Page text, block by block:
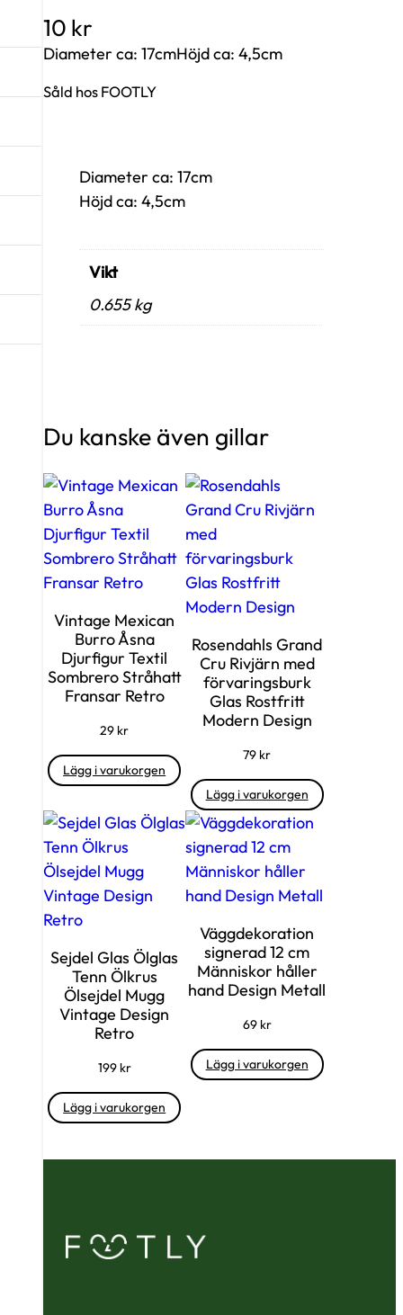
10 kr
Diameter ca: 17cmHöjd ca: 4,5cm
Såld hos FOOTLY
Diameter ca: 17cm
Höjd ca: 4,5cm
Vikt
0.655 kg
Du kanske även gillar
Vintage Mexican
Burro Åsna
Djurfigur Textil
Sombrero Stråhatt
Fransar Retro
29 kr
Lägg i varukorgen
Rosendahls Grand
Cru Rivjärn med
förvaringsburk
Glas Rostfritt
Modern Design
79 kr
Lägg i varukorgen
Sejdel Glas Ölglas
Tenn Ölkrus
Ölsejdel Mugg
Vintage Design
Retro
199 kr
Lägg i varukorgen
Väggdekoration
signerad 12 cm
Människor håller
hand Design Metall
69 kr
Lägg i varukorgen